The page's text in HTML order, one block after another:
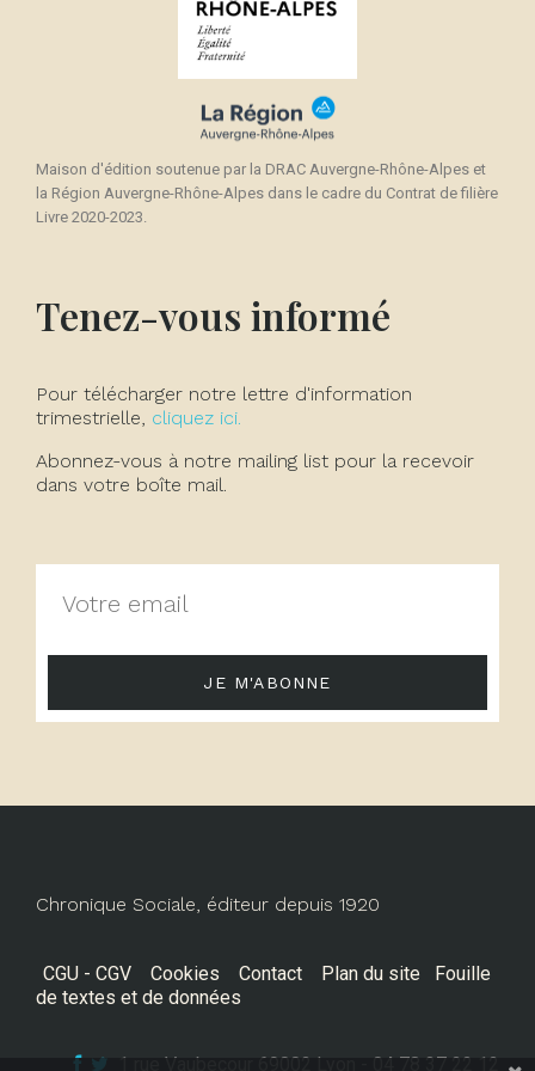
Maison d'édition soutenue par la DRAC Auvergne-Rhône-Alpes et
la Région Auvergne-Rhône-Alpes dans le cadre du Contrat de filière
Livre 2020-2023.
Tenez-vous informé
Pour télécharger notre lettre d'information
trimestrielle, cliquez ici.
Abonnez-vous à notre mailing list pour la recevoir
dans votre boîte mail.
JE M'ABONNE
Chronique Sociale, éditeur depuis 1920
CGU - CGV Cookies Contact Plan du site
Fouille
de textes et de données
1 rue Vaubecour 69002 Lyon - 04 78 37 22 12